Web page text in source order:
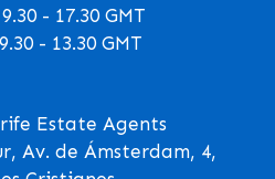
- 17.30 GMT
- 13.30 GMT
Estate Agents
Av. de Ámsterdam, 4,